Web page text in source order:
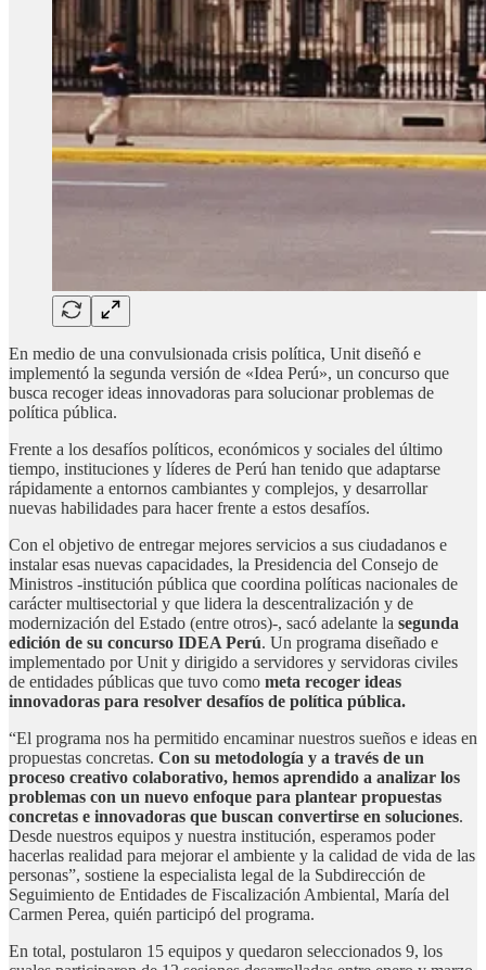
En medio de una convulsionada crisis política, Unit diseñó e
implementó la segunda versión de «Idea Perú», un concurso que
busca recoger ideas innovadoras para solucionar problemas de
política pública.
Frente a los desafíos políticos, económicos y sociales del último
tiempo, instituciones y líderes de Perú han tenido que adaptarse
rápidamente a entornos cambiantes y complejos, y desarrollar
nuevas habilidades para hacer frente a estos desafíos.
Con el objetivo de entregar mejores servicios a sus ciudadanos e
instalar esas nuevas capacidades, la Presidencia del Consejo de
Ministros -institución pública que coordina políticas nacionales de
carácter multisectorial y que lidera la descentralización y de
modernización del Estado (entre otros)-, sacó adelante la segunda
edición de su concurso IDEA Perú. Un programa diseñado e
implementado por Unit y dirigido a servidores y servidoras civiles
de entidades públicas que tuvo como meta recoger ideas
innovadoras para resolver desafíos de política pública.
“El programa nos ha permitido encaminar nuestros sueños e ideas en
propuestas concretas. Con su metodología y a través de un
proceso creativo colaborativo, hemos aprendido a analizar los
problemas con un nuevo enfoque para plantear propuestas
concretas e innovadoras que buscan convertirse en soluciones.
Desde nuestros equipos y nuestra institución, esperamos poder
hacerlas realidad para mejorar el ambiente y la calidad de vida de las
personas”, sostiene la especialista legal de la Subdirección de
Seguimiento de Entidades de Fiscalización Ambiental, María del
Carmen Perea, quién participó del programa.
En total, postularon 15 equipos y quedaron seleccionados 9, los